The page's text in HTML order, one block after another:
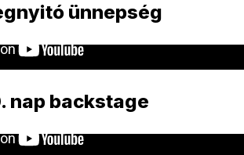
ünnepség
nap backstage